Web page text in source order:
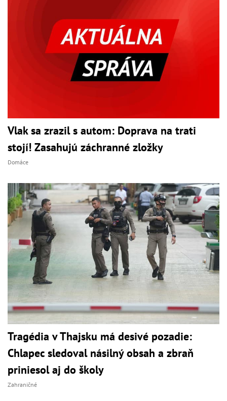
Vlak sa zrazil s autom: Doprava na trati
stojí! Zasahujú záchranné zložky
Domáce
Tragédia v Thajsku má desivé pozadie:
Chlapec sledoval násilný obsah a zbraň
priniesol aj do školy
Zahraničné